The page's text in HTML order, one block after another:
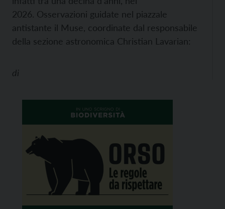
2026. Osservazioni guidate nel piazzale
antistante il Muse, coordinate dal responsabile
della sezione astronomica Christian Lavarian:
di